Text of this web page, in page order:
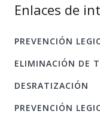
Enlaces de
PREVENCIÓN
ELIMINACIÓN DE
DESRATIZACIÓN
PREVENCIÓN